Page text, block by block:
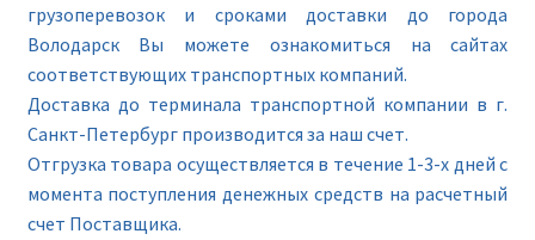
грузоперевозок и сроками доставки до города
Володарск Вы можете ознакомиться на сайтах
соответствующих транспортных компаний.
Доставка до терминала транспортной компании в г.
Санкт-Петербург производится за наш счет.
Отгрузка товара осуществляется в течение 1-3-х дней с
момента поступления денежных средств на расчетный
счет Поставщика.